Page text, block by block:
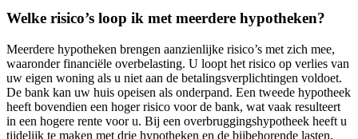
Welke risico’s loop ik met meerdere hypotheken?
Meerdere hypotheken brengen aanzienlijke risico’s met zich mee,
waaronder financiële overbelasting. U loopt het risico op verlies van
uw eigen woning als u niet aan de betalingsverplichtingen voldoet.
De bank kan uw huis opeisen als onderpand. Een tweede hypotheek
heeft bovendien een hoger risico voor de bank, wat vaak resulteert
in een hogere rente voor u. Bij een overbruggingshypotheek heeft u
tijdelijk te maken met drie hypotheken en de bijbehorende lasten,